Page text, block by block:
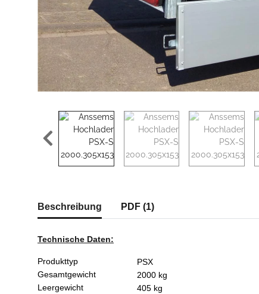
weitere Registerkarten anzeigen
Beschreibung PDF (1)
Technische Daten:
Produkttyp
PSX
Gesamtgewicht
2000 kg
Leergewicht
405 kg